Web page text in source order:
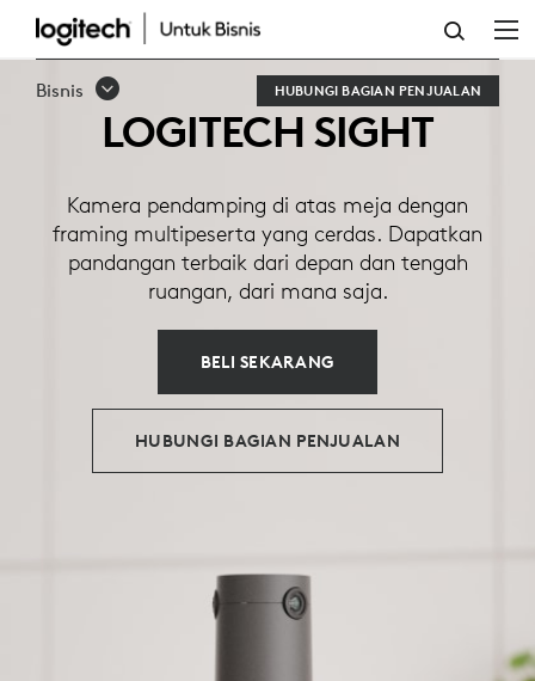
LOGITECH
SIGHT
Bisnis HUBUNGI BAGIAN PENJUALAN
LOGITECH SIGHT
Kamera pendamping di atas meja dengan
framing multipeserta yang cerdas. Dapatkan
pandangan terbaik dari depan dan tengah
ruangan, dari mana saja.
BELI SEKARANG
HUBUNGI BAGIAN PENJUALAN